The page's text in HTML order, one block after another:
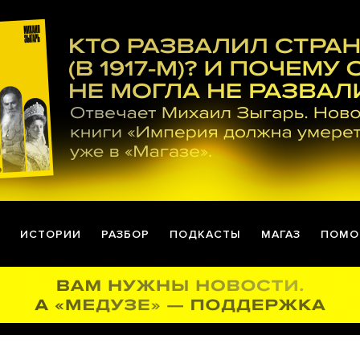
ИСТОРИИ РАЗБОР ПОДКАСТЫ МАГАЗ